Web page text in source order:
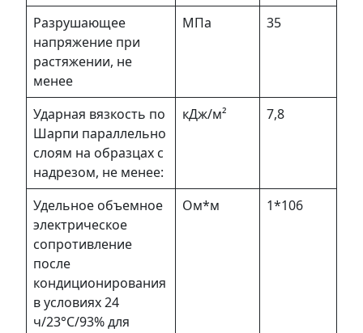
Разрушающее
напряжение при
растяжении, не
менее
МПа 35
Ударная вязкость по
Шарпи параллельно
слоям на образцах с
надрезом, не менее:
кДж/м² 7,8
Удельное объемное
электрическое
сопротивление
после
кондиционирования
в условиях 24
ч/23°С/93% для
Ом*м 1*106